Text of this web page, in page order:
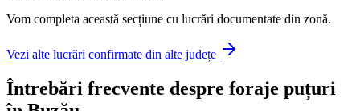
Vom completa această secțiune cu lucrări documentate din zonă.
Vezi alte lucrări confirmate din alte județe
Întrebări frecvente despre foraje puțuri